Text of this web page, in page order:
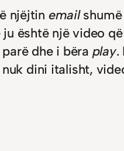
njëjtin emailshumë
është një video
dhe i bëra play.
dini italisht,